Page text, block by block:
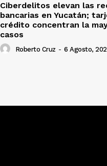
Ciberdelitos elevan las
bancarias en Yucatán;
crédito concentran la
casos
Roberto Cruz - 6 Agosto,